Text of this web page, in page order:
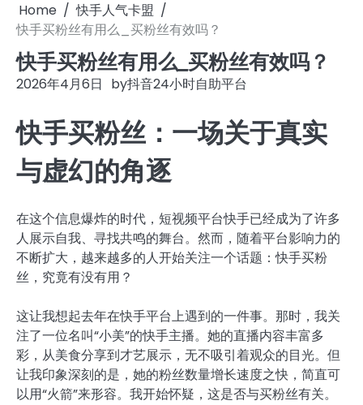
Home
快手人气卡盟
快手买粉丝有用么_买粉丝有效吗？
快手买粉丝有用么_买粉丝有效吗？
2026年4月6日 by抖音24小时自助平台
快手买粉丝：一场关于真实
与虚幻的角逐
在这个信息爆炸的时代，短视频平台快手已经成为了许多
人展示自我、寻找共鸣的舞台。然而，随着平台影响力的
不断扩大，越来越多的人开始关注一个话题：快手买粉
丝，究竟有没有用？
这让我想起去年在快手平台上遇到的一件事。那时，我关
注了一位名叫“小美”的快手主播。她的直播内容丰富多
彩，从美食分享到才艺展示，无不吸引着观众的目光。但
让我印象深刻的是，她的粉丝数量增长速度之快，简直可
以用“火箭”来形容。我开始怀疑，这是否与买粉丝有关。